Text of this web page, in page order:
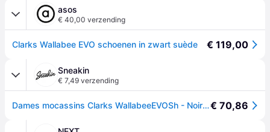
asos
€ 40,00 verzending
Clarks Wallabee EVO schoenen in zwart suède € 119,00
Sneakin
€ 7,49 verzending
Dames mocassins Clarks WallabeeEVOSh - Noir - 38€ 70,86